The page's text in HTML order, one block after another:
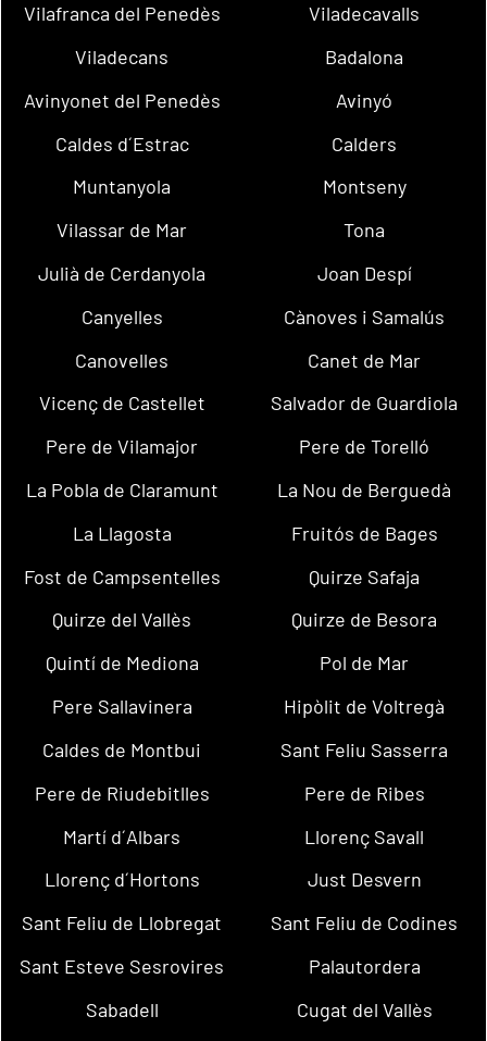
Vilafranca del Penedès
Viladecavalls
Viladecans
Badalona
Avinyonet del Penedès
Avinyó
Caldes d´Estrac
Calders
Muntanyola
Montseny
Vilassar de Mar
Tona
Julià de Cerdanyola
Joan Despí
Canyelles
Cànoves i Samalús
Canovelles
Canet de Mar
Vicenç de Castellet
Salvador de Guardiola
Pere de Vilamajor
Pere de Torelló
La Pobla de Claramunt
La Nou de Berguedà
La Llagosta
Fruitós de Bages
Fost de Campsentelles
Quirze Safaja
Quirze del Vallès
Quirze de Besora
Quintí de Mediona
Pol de Mar
Pere Sallavinera
Hipòlit de Voltregà
Caldes de Montbui
Sant Feliu Sasserra
Pere de Riudebitlles
Pere de Ribes
Martí d´Albars
Llorenç Savall
Llorenç d´Hortons
Just Desvern
Sant Feliu de Llobregat
Sant Feliu de Codines
Sant Esteve Sesrovires
Palautordera
Sabadell
Cugat del Vallès